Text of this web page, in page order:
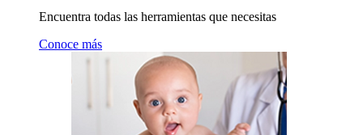
Encuentra todas las herramientas que necesitas
Conoce más